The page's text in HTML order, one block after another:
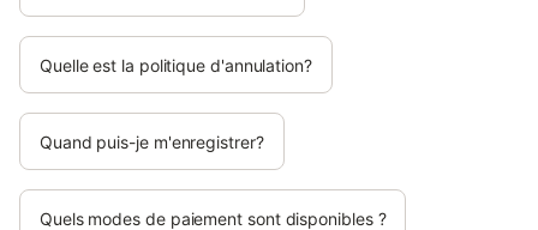
Quelle est la politique d'annulation?
Quand puis-je m'enregistrer?
Quels modes de paiement sont disponibles ?